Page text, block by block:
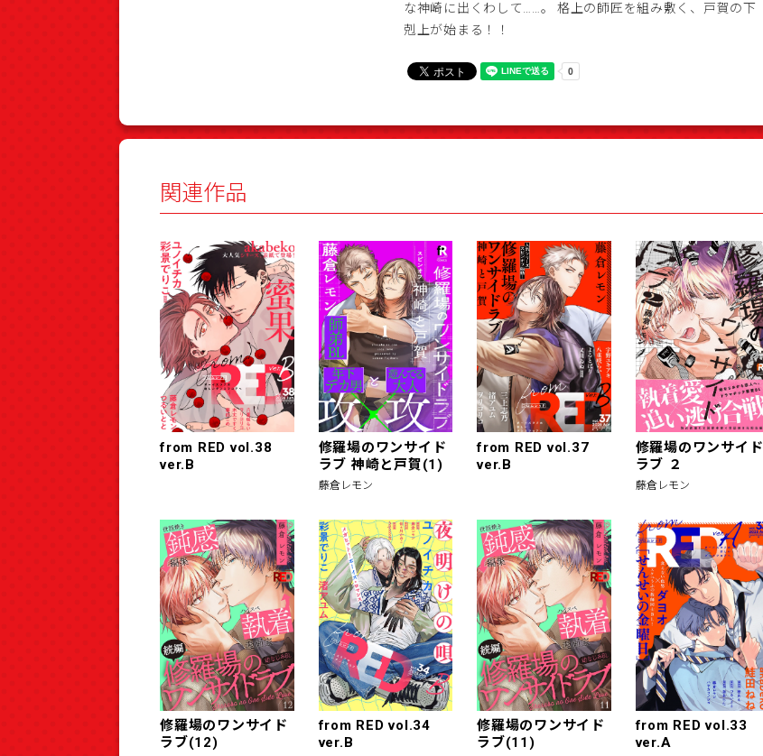
な神崎に出くわして……。 格上の師匠を組み敷く、戸賀の下
剋上が始まる！！
関連作品
from RED vol.38
ver.B
修羅場のワンサイド
ラブ 神崎と戸賀(1)
藤倉レモン
from RED vol.37
ver.B
修羅場のワンサイド
ラブ ２
藤倉レモン
修羅場のワンサイド
ラブ(12)
from RED vol.34
ver.B
修羅場のワンサイド
ラブ(11)
from RED vol.33
ver.A